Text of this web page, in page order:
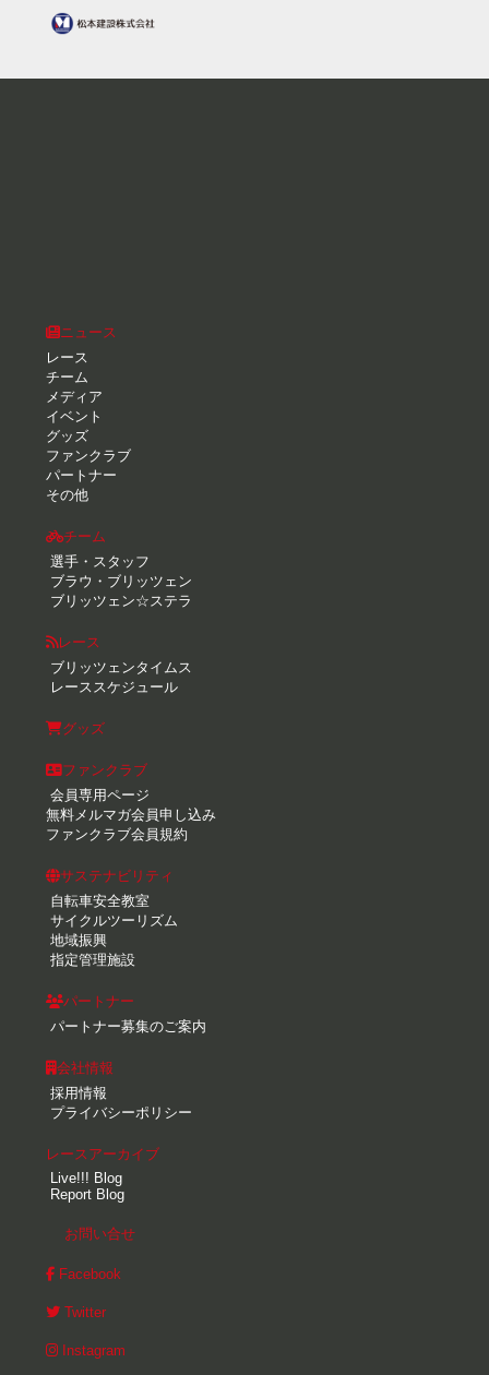
ニュース
レース
チーム
メディア
イベント
グッズ
ファンクラブ
パートナー
その他
チーム
選手・スタッフ
ブラウ・ブリッツェン
ブリッツェン☆ステラ
レース
ブリッツェンタイムス
レーススケジュール
グッズ
ファンクラブ
会員専用ページ
無料メルマガ会員申し込み
ファンクラブ会員規約
サステナビリティ
自転車安全教室
サイクルツーリズム
地域振興
指定管理施設
パートナー
パートナー募集のご案内
会社情報
採用情報
プライバシーポリシー
レースアーカイブ
Live!!! Blog
Report Blog
お問い合せ
Facebook
Twitter
Instagram